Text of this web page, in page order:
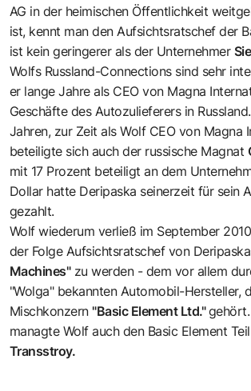
AG in der heimischen Öffentlichkeit
ist, kennt man den Aufsichtsratschef der
ist kein geringerer als der Unternehmer
Wolfs Russland-Connections sind sehr
er lange Jahre als CEO von Magna
Geschäfte des Autozulieferers in
Jahren, zur Zeit als Wolf CEO von Magna
beteiligte sich auch der russische Magnat
mit 17 Prozent beteiligt an dem
Dollar hatte Deripaska seinerzeit für sein
gezahlt.
Wolf wiederum verließ im September
der Folge Aufsichtsratschef von
Machines"zu werden - dem vor allem
"Wolga" bekannten Automobil-Hersteller,
Mischkonzern "Basic Element Ltd."
managte Wolf auch den Basic Element
Transstroy.